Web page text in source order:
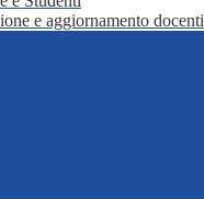
e aggiornamento docenti